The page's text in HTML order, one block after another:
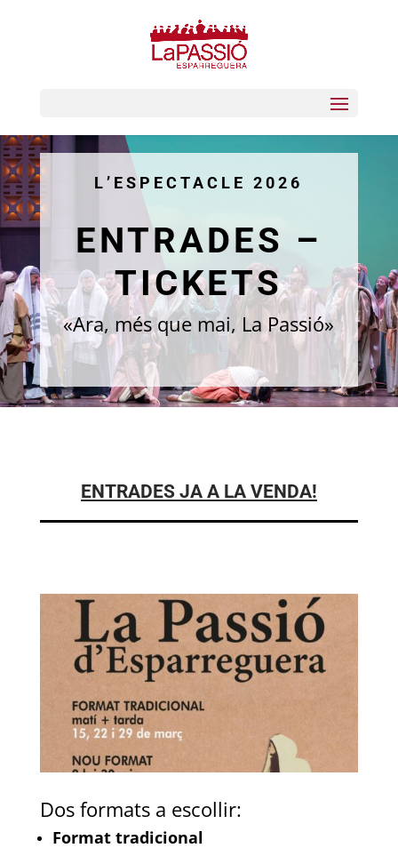
L’ESPECTACLE 2026
ENTRADES –
TICKETS
«Ara, més que mai, La Passió»
ENTRADES JA A LA VENDA!
Dos formats a escollir:
Format tradicional